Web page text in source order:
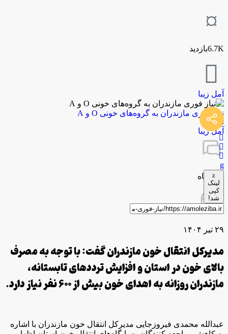
6.7Kبازدید
آمل زیبا
لینک
کپی
شد!
نیاز فوری مازندران به گروه‌های خونی O و A
توسط
آمل زیبا
۲۹ تیر ۱۴۰۴
مدیرکل انتقال خون مازندران گفت: با توجه به مصرف
بالای خون در استان و افزایش ترددهای تابستانه،
مازندران روزانه به اهدای خون بیش از ۶۰۰ نفر نیاز دارد.
عبدالله محمدی فیروزجایی مدیرکل انتقال خون مازندران با اشاره